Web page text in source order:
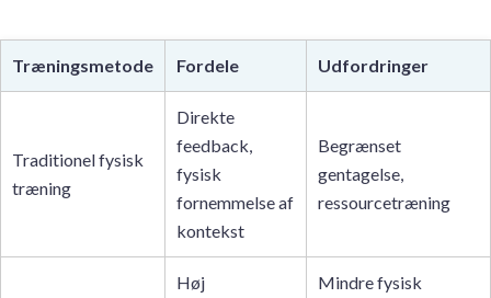
Træningsmetode Fordele Udfordringer
Traditionel fysisk
træning
Direkte
feedback,
fysisk
fornemmelse af
kontekst
Begrænset
gentagelse,
ressourcetræning
Høj
Mindre fysisk